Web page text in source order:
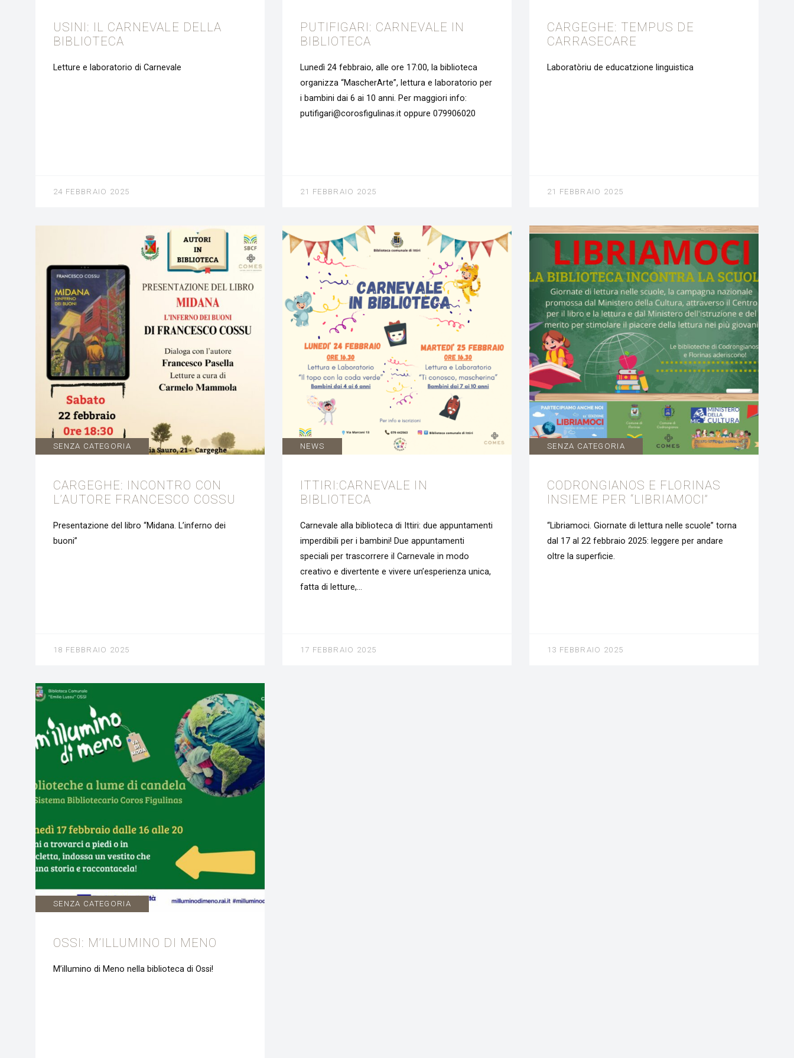
USINI: IL CARNEVALE DELLA
BIBLIOTECA
Letture e laboratorio di Carnevale
24 FEBBRAIO 2025
PUTIFIGARI: CARNEVALE IN
BIBLIOTECA
Lunedì 24 febbraio, alle ore 17:00, la biblioteca
organizza “MascherArte”, lettura e laboratorio per
i bambini dai 6 ai 10 anni. Per maggiori info:
putifigari@corosfigulinas.it oppure 079906020
21 FEBBRAIO 2025
CARGEGHE: TEMPUS DE
CARRASECARE
Laboratòriu de educatzione linguistica
21 FEBBRAIO 2025
SENZA CATEGORIA
CARGEGHE: INCONTRO CON
L’AUTORE FRANCESCO COSSU
Presentazione del libro “Midana. L’inferno dei
buoni”
18 FEBBRAIO 2025
NEWS
ITTIRI:CARNEVALE IN
BIBLIOTECA
Carnevale alla biblioteca di Ittiri: due appuntamenti
imperdibili per i bambini! Due appuntamenti
speciali per trascorrere il Carnevale in modo
creativo e divertente e vivere un’esperienza unica,
fatta di letture,…
17 FEBBRAIO 2025
SENZA CATEGORIA
CODRONGIANOS E FLORINAS
INSIEME PER “LIBRIAMOCI”
“Libriamoci. Giornate di lettura nelle scuole” torna
dal 17 al 22 febbraio 2025: leggere per andare
oltre la superficie.
13 FEBBRAIO 2025
SENZA CATEGORIA
OSSI: M’ILLUMINO DI MENO
M’illumino di Meno nella biblioteca di Ossi!